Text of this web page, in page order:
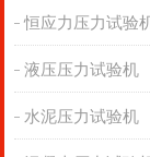
恒应力压力试验
液压压力试验机
水泥压力试验机